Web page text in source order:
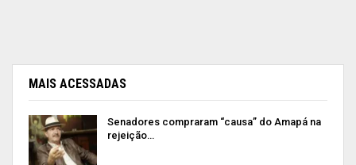
MAIS ACESSADAS
Senadores compraram “causa” do Amapá na
rejeição…